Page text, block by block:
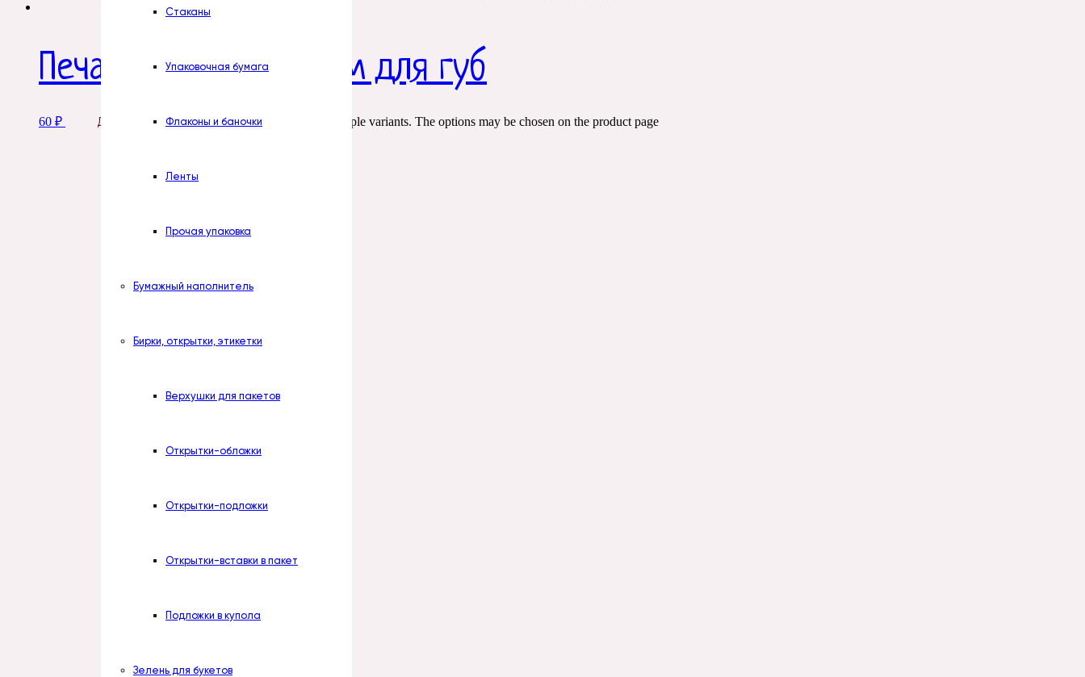
Стаканы
Упаковочная бумага
Флаконы и баночки
Ленты
Прочая упаковка
Бумажный наполнитель
Бирки, открытки, этикетки
Верхушки для пакетов
Открытки-обложки
Открытки-подложки
Открытки-вставки в пакет
Подложки в купола
Зелень для букетов
Печать. № 30. Бальзам для губ
60 ₽ Добавить в корзину This product has multiple variants. The options may be chosen on the product page